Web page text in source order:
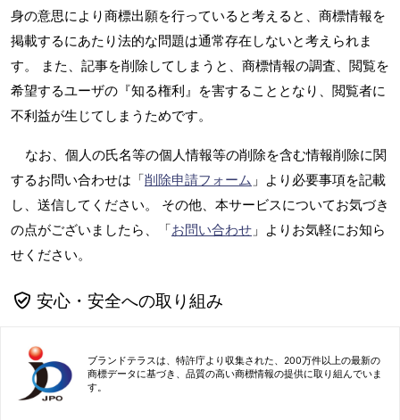
身の意思により商標出願を行っていると考えると、商標情報を
掲載するにあたり法的な問題は通常存在しないと考えられま
す。 また、記事を削除してしまうと、商標情報の調査、閲覧を
希望するユーザの『知る権利』を害することとなり、閲覧者に
不利益が生じてしまうためです。
なお、個人の氏名等の個人情報等の削除を含む情報削除に関
するお問い合わせは「削除申請フォーム 」より必要事項を記載
し、送信してください。 その他、本サービスについてお気づき
の点がございましたら、「お問い合わせ 」よりお気軽にお知ら
せください。
安心・安全への取り組み
ブランドテラスは、特許庁より収集された、200万件以上の最新の
商標データに基づき、品質の高い商標情報の提供に取り組んでいま
す。